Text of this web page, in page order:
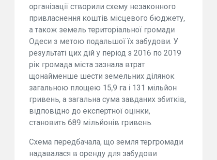
організації створили схему незаконного
привласнення коштів місцевого бюджету,
а також земель територіальної громади
Одеси з метою подальшої їх забудови. У
результаті цих дій у період з 2016 по 2019
рік громада міста зазнала втрат
щонайменше шести земельних ділянок
загальною площею 15,9 га і 131 мільйон
гривень, а загальна сума завданих збитків,
відповідно до експертної оцінки,
становить 689 мільйонів гривень.
Схема передбачала, що земля тергромади
надавалася в оренду для забудови